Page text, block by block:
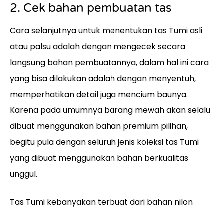
2. Cek bahan pembuatan tas
Cara selanjutnya untuk menentukan tas Tumi asli
atau palsu adalah dengan mengecek secara
langsung bahan pembuatannya, dalam hal ini cara
yang bisa dilakukan adalah dengan menyentuh,
memperhatikan detail juga mencium baunya.
Karena pada umumnya barang mewah akan selalu
dibuat menggunakan bahan premium pilihan,
begitu pula dengan seluruh jenis koleksi tas Tumi
yang dibuat menggunakan bahan berkualitas
unggul.
Tas Tumi kebanyakan terbuat dari bahan nilon